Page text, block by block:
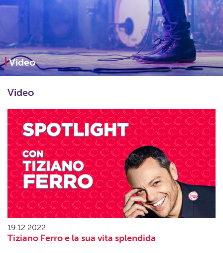
Video
Video
19.12.2022
Tiziano Ferro e la sua vita splendida